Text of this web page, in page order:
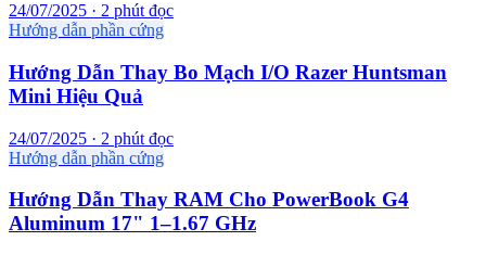
24/07/2025 · 2 phút đọc
Hướng dẫn phần cứng
Hướng Dẫn Thay Bo Mạch I/O Razer Huntsman
Mini Hiệu Quả
24/07/2025 · 2 phút đọc
Hướng dẫn phần cứng
Hướng Dẫn Thay RAM Cho PowerBook G4
Aluminum 17" 1–1.67 GHz